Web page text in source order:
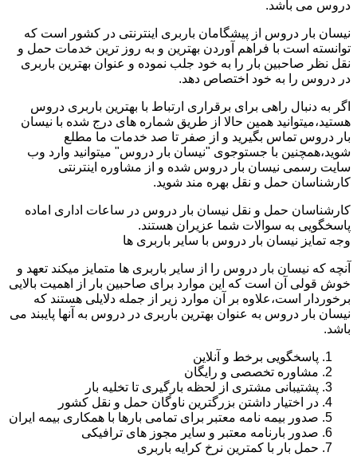
دروس می باشد.
نیسان بار دروس از پیشگامان باربری اینترنتی در کشور است که
توانسته است با فراهم آوردن بهترین و به روز ترین خدمات حمل و
نقل نظر صاحبین بار را به خود جلب نموده و عنوان بهترین باربری
در دروس را به خود اختصاص دهد.
اگر به دنبال راهی برای برقراری ارتباط با بهترین باربری دروس
هستید،میتوانید همین حالا از طریق شماره های درج شده با نیسان
بار دروس تماس بگیرید و از صفر تا صد خدمات ما مطلع
شوید،همچنین با جستوجوی "نیسان بار دروس" میتوانید وارد وب
سایت رسمی نیسان بار دروس شده و از مشاوره اینترنتی
کارشناسان حمل و نقل بهره مند شوید.
کارشناسان حمل و نقل نیسان بار دروس در ساعات اداری اماده
پاسخگویی به سوالات شما عزیران هستند.
وجه تمایز نیسان بار دروس با سایر باربری ها
آنچه که نیسان بار دروس را از سایر باربری ها متمایز میکند تعهد و
خوش قولی آن است که این موارد برای صاحبین بار از اهمیت بالایی
برخوردار است،علاوه بر آن موارد زیر از جمله دلایلی هستند که
نیسان بار دروس به عنوان بهترین باربری در دروس به آنها پایبند می
باشد.
پاسخگویی برخط و آنلاین
مشاوره تخصصی و رایگان
پشتیبانی مشتری از لحظه بارگیری تا تخلیه بار
در اختیار داشتن بزرگترین ناوگان حمل و نقل کشور
صدور بیمه نامه معتبر برای تمامی بارها با همکاری بیمه ایران
صدور بارنامه معتبر و سایر مجوز های ترافیکی
حمل بار با کمترین نرخ کرایه باربری